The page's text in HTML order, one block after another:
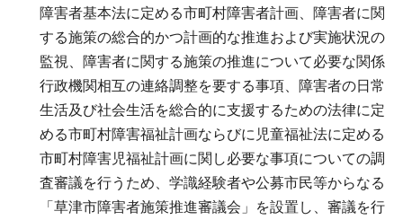
障害者基本法に定める市町村障害者計画、障害者に関
する施策の総合的かつ計画的な推進および実施状況の
監視、障害者に関する施策の推進について必要な関係
行政機関相互の連絡調整を要する事項、障害者の日常
生活及び社会生活を総合的に支援するための法律に定
める市町村障害福祉計画ならびに児童福祉法に定める
市町村障害児福祉計画に関し必要な事項についての調
査審議を行うため、学識経験者や公募市民等からなる
「草津市障害者施策推進審議会」を設置し、審議を行